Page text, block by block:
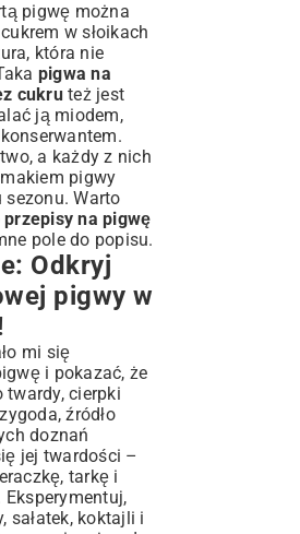
pigwę można
w słoikach
która nie
pigwa na
cukruteż jest
ją miodem,
a każdy z nich
pigwy
sezonu. Warto
przepisy na pigwę
pole do popisu.
Odkryj
pigwy w
mi się
i pokazać, że
cierpki
źródło
doznań
jej twardości –
tarkę i
sałatek, koktajli i